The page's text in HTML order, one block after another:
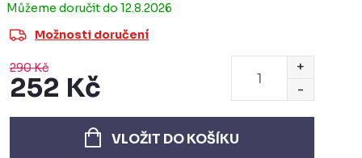
12.8.2026
Možnosti doručení
290 Kč
252 Kč
cena:
VLOŽIT DO KOŠÍKU